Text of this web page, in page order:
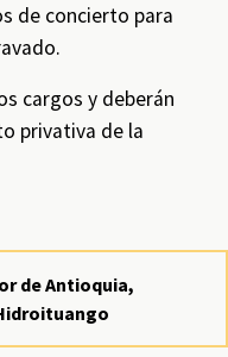
de concierto para
cargos y deberán
privativa de la
de Antioquia,